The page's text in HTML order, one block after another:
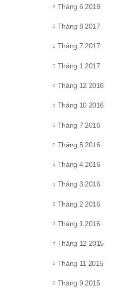
Tháng 6 2018
Tháng 8 2017
Tháng 7 2017
Tháng 1 2017
Tháng 12 2016
Tháng 10 2016
Tháng 7 2016
Tháng 5 2016
Tháng 4 2016
Tháng 3 2016
Tháng 2 2016
Tháng 1 2016
Tháng 12 2015
Tháng 11 2015
Tháng 9 2015